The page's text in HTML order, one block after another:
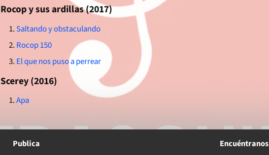
Rocop y sus ardillas (2017)
Saltando y obstaculando
Rocop 150
El que nos puso a perrear
Scerey (2016)
Apa
Publica Encuéntranos